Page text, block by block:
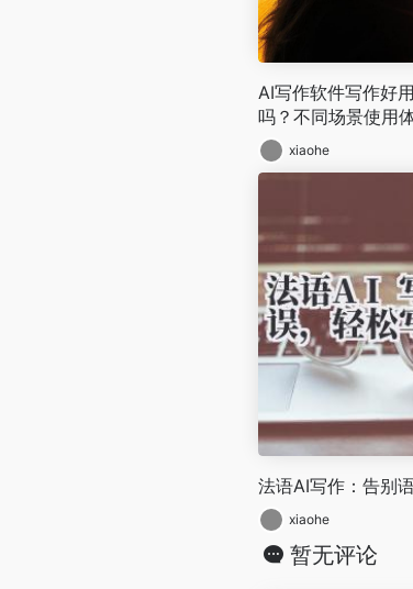
AI写作软件写作好
吗？不同场景使用
xiaohe
法语AI写作：告别
xiaohe
暂无评论